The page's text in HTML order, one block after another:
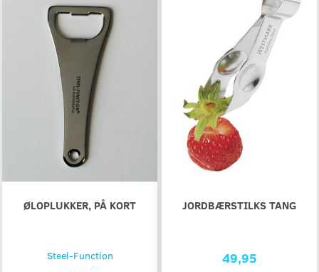
ØLOPLUKKER, PÅ KORT
Steel-Function
JORDBÆRSTILKS TANG
49,95